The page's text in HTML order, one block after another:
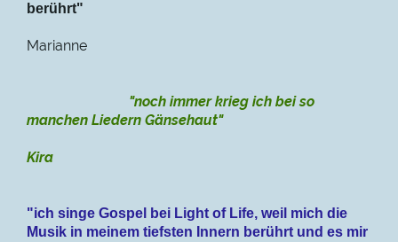
berührt"
Marianne
"noch immer krieg ich bei so
manchen Liedern Gänsehaut"
Kira
"ich singe Gospel bei Light of Life, weil mich die
Musik in meinem tiefsten Innern berührt und es mir